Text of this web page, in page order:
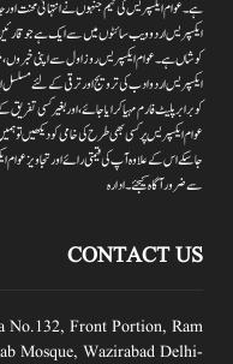
ہے۔ عوام ایکسپریس کی ٹیم جنہوں نے انتہائی محنت
ایکسپریس اردو ویب سائٹوں میں سے ایک ہے جو
کوشاں ہے۔عوام ایکسپریس روز اول سے اپنی خبروں
ایکسپریس اردو ادب کی ترویج اور ترقی کے لئے
کو برابر پلیٹ فارم مہیا کرایا جائے،اور بغیر کسی
عوام ایکسپریس پر کسی بھی طرح کی خامی کو دیکھیں
جاسکے اس کے علاوہ آپ کی قیمتی رائے اور تجاویز عوام
سے ضرور آگاہ کیجئے۔ ادارہ
CONTACT US
No.132, Front Portion, Ram
Mosque, Wazirabad Delhi-